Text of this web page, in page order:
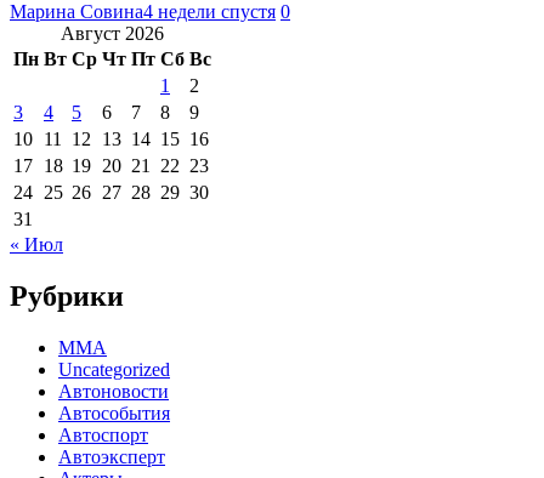
Марина Совина4 недели спустя 0
Август 2026
Пн Вт Ср Чт Пт Сб Вс
1
2
3
4 5 6 7 8
9
10 11 12 13 14 15 16
17 18 19 20 21 22 23
24 25 26 27 28 29 30
31
« Июл
Рубрики
MMA
Uncategorized
Автоновости
Автособытия
Автоспорт
Автоэксперт